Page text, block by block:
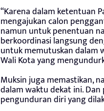
“Karena dalam ketentuan
mengajukan calon
namun untuk penentuan
berkoordinasi langsung
untuk memutuskan dalam
Wali Kota yang
Muksin juga memastikan,
dalam waktu dekat ini.
pengunduran diri yang